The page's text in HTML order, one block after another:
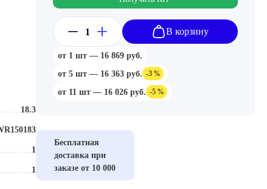
18.3
1
1
Тип
Зернистость
В корзину
от 1 шт — 16 869 руб.
от 5 шт — 16 363 руб. -3 %
от 11 шт — 16 026 руб. -5 %
Бесплатная
доставка при
заказе от 10 000